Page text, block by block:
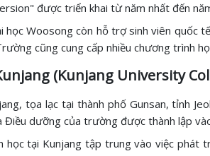
được triển khai từ năm nhất đến
học Woosong còn hỗ trợ sinh viên quốc
cũng cung cấp nhiều chương trình
(Kunjang University
tọa lạc tại thành phố Gunsan, tỉnh
Điều dưỡng của trường được thành lập
học tại Kunjang tập trung vào việc phát